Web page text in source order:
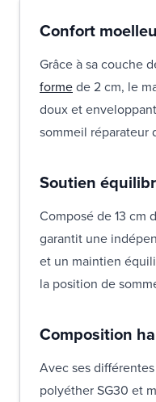
Confort
Grâce à sa couche
formede 2 cm, le
doux et
sommeil réparateur
Soutien
Composé de 13 cm
garantit une
et un maintien
la position de
Composition
Avec ses
polyéther SG30 et